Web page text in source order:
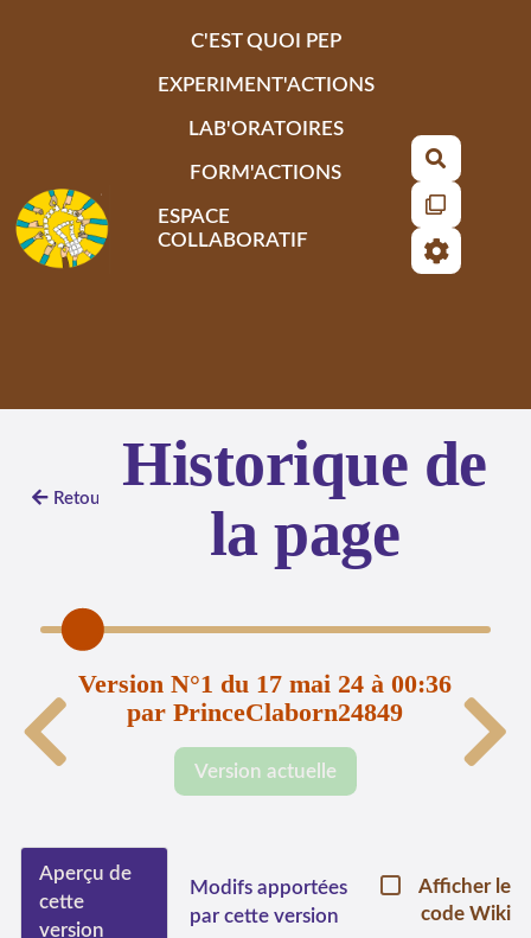
C'EST QUOI PEP
EXPERIMENT'ACTIONS
LAB'ORATOIRES
FORM'ACTIONS
ESPACE
COLLABORATIF
Retour
Historique de
la page
Version N°1 du 17 mai 24 à 00:36
par PrinceClaborn24849
Version actuelle
Aperçu de
cette
version
Modifs apportées
par cette version
Afficher le
code Wiki